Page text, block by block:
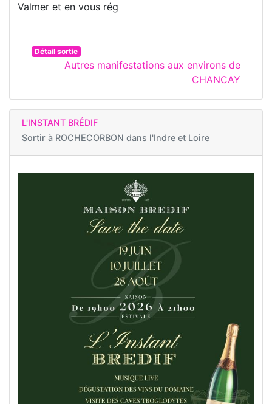
Valmer et en vous rég
Détail sortie
Autres manifestations aux environs de
CHANCAY
L'INSTANT BRÉDIF
Sortir à ROCHECORBON dans l'Indre et Loire